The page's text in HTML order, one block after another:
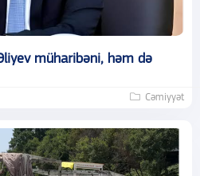
müharibəni, həm də
Cəmiyyət